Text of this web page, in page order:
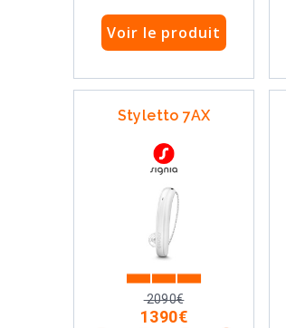
Voir le produit
Styletto 7AX
2090€
1390€